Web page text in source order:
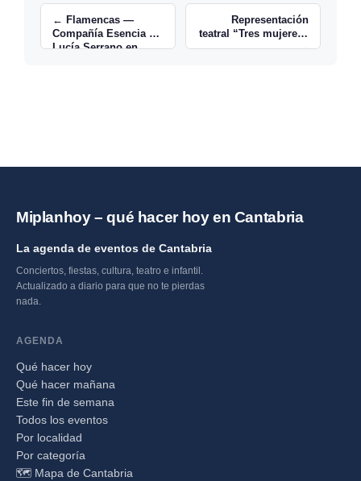
← Flamencas —
Compañía Esencia de
Lucía Serrano en
Representación
teatral “Tres mujeres”
→
Miplanhoy – qué hacer hoy en Cantabria
La agenda de eventos de Cantabria
Conciertos, fiestas, cultura, teatro e infantil.
Actualizado a diario para que no te pierdas
nada.
AGENDA
Qué hacer hoy
Qué hacer mañana
Este fin de semana
Todos los eventos
Por localidad
Por categoría
🗺️ Mapa de Cantabria